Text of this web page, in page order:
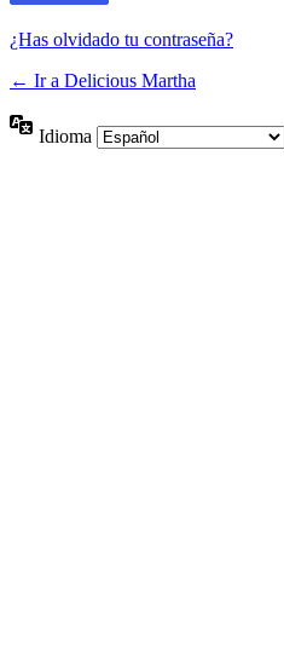
¿Has olvidado tu contraseña?
← Ir a Delicious Martha
Idioma